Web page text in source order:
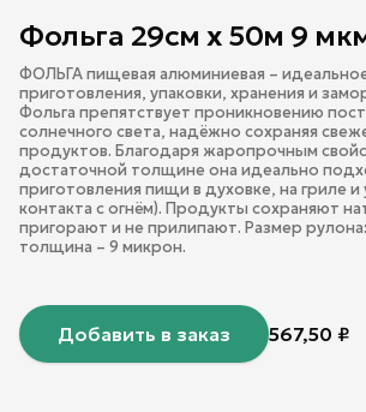
Фольга 29см х 50м 9
ФОЛЬГА пищевая алюминиевая –
приготовления, упаковки, хранения и
Фольга препятствует проникновению
солнечного света, надёжно сохраняя
продуктов. Благодаря жаропрочным
достаточной толщине она идеально
приготовления пищи в духовке, на гриле и
контакта с огнём). Продукты сохраняют
пригорают и не прилипают. Размер
толщина – 9 микрон.
Добавить в заказ 567,50 ₽